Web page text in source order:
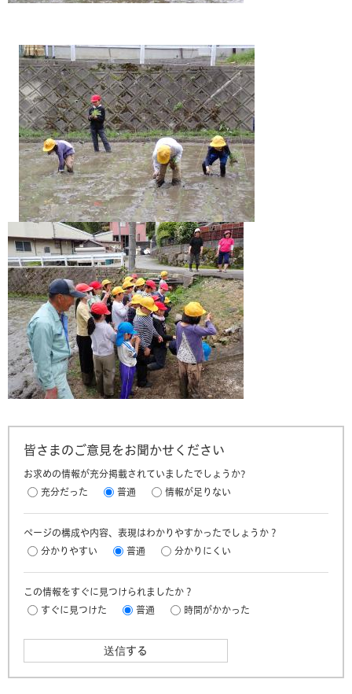
皆さまのご意見をお聞かせください
お求めの情報が充分掲載されていましたでしょうか?
充分だった
普通 情報が足りない
ページの構成や内容、表現はわかりやすかったでしょうか？
分かりやすい
普通 分かりにくい
この情報をすぐに見つけられましたか？
すぐに見つけた
普通 時間がかかった